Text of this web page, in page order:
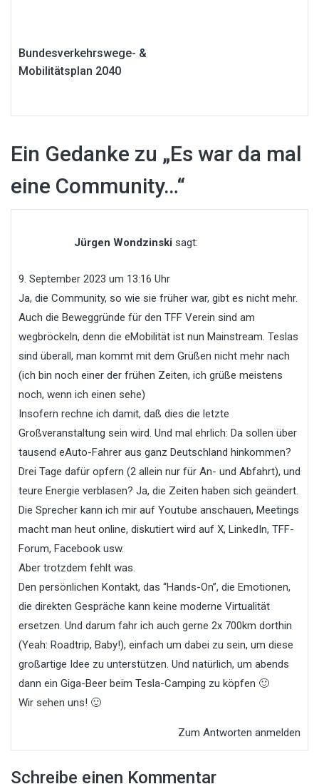
Bundesverkehrswege- &
Mobilitätsplan 2040
Ein Gedanke zu „Es war da mal
eine Community…“
Jürgen Wondzinski sagt:
9. September 2023 um 13:16 Uhr
Ja, die Community, so wie sie früher war, gibt es nicht mehr.
Auch die Beweggründe für den TFF Verein sind am
wegbröckeln, denn die eMobilität ist nun Mainstream. Teslas
sind überall, man kommt mit dem Grüßen nicht mehr nach
(ich bin noch einer der frühen Zeiten, ich grüße meistens
noch, wenn ich einen sehe)
Insofern rechne ich damit, daß dies die letzte
Großveranstaltung sein wird. Und mal ehrlich: Da sollen über
tausend eAuto-Fahrer aus ganz Deutschland hinkommen?
Drei Tage dafür opfern (2 allein nur für An- und Abfahrt), und
teure Energie verblasen? Ja, die Zeiten haben sich geändert.
Die Sprecher kann ich mir auf Youtube anschauen, Meetings
macht man heut online, diskutiert wird auf X, LinkedIn, TFF-
Forum, Facebook usw.
Aber trotzdem fehlt was.
Den persönlichen Kontakt, das “Hands-On”, die Emotionen,
die direkten Gespräche kann keine moderne Virtualität
ersetzen. Und darum fahr ich auch gerne 2x 700km dorthin
(Yeah: Roadtrip, Baby!), einfach um dabei zu sein, um diese
großartige Idee zu unterstützen. Und natürlich, um abends
dann ein Giga-Beer beim Tesla-Camping zu köpfen 🙂
Wir sehen uns! 🙂
Zum Antworten anmelden
Schreibe einen Kommentar